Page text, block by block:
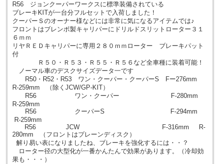
R56 ジョンクーパーワークスに標準装備されている
ブレーキKITが一台分フルセットで入荷しました！
クーパーＳのオーナー様などには非常に気になるアイテムでは♪
フロントはブレンボ製キャリパーにドリルドスリットローター３１
６ｍｍ
リヤＲＥＤキャリパーに専用２８０ｍｍローター ブレーキパット
付
Ｒ５０・Ｒ５３・Ｒ５５・Ｒ５６など全車種に装着可能！
ノーマル車のデスクサイズデータ一です
R50・R52・R53 ワン・クーパー・クーパーS Fー276mm
R-259mm （除くJCW/GP-KIT）
R56 ワン・クーパー F-280mm
R-259mm
R56 クーパーS F-294mm
R-259mm
R56 JCW F-316mm R-
280mm （フロントはプレーンディスク）
解り易い表になりましたね、ブレーキを強化するには・・？
ローター径の大型化が一番かんたんで効果があります。（冷却効
果も・・・）